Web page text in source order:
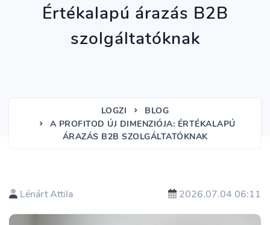
Értékalapú árazás B2B
szolgáltatóknak
LOGZI
BLOG
A PROFITOD ÚJ DIMENZIÓJA: ÉRTÉKALAPÚ
ÁRAZÁS B2B SZOLGÁLTATÓKNAK
Lénárt Attila 2026.07.04 06:11